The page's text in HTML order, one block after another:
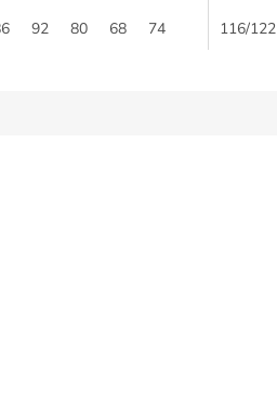
68 74
hlavičku dieťatka. ...
92 80 68 74 116/122